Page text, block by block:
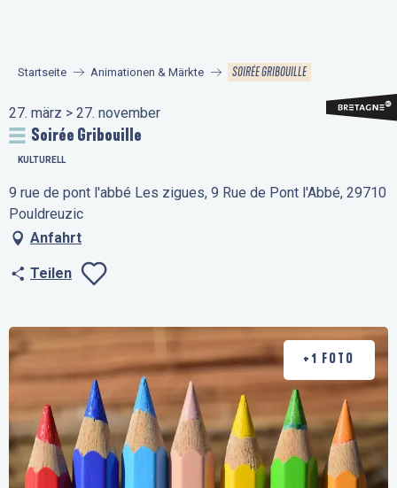
principal
Startseite Animationen & Märkte SOIRÉE GRIBOUILLE
27. märz > 27. november
Soirée Gribouille
KULTURELL
9 rue de pont l'abbé Les zigues, 9 Rue de Pont l'Abbé, 29710
Pouldreuzic
Anfahrt
Teilen
+1 FOTO